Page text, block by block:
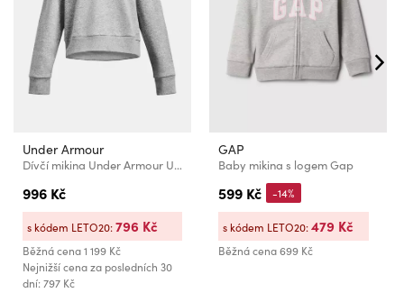
Under Armour
Dívčí mikina Under Armour UA Rival Fleece Crop Hoodie
996 Kč
Běžná cena1 199 Kč
Nejnižší cena za posledních 30
dní: 797 Kč
s kódem LETO20:796 Kč
GAP
Baby mikina s logem Gap
599 Kč
Běžná cena699 Kč
-14%
s kódem LETO20:479 Kč